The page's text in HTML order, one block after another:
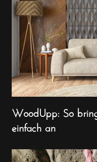
WoodUpp: So
einfach an